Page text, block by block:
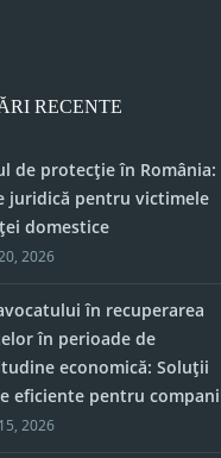
RECENTE
de protecție în România:
juridică pentru victimele
domestice
2026
în recuperarea
în perioade de
economică: Soluții
eficiente pentru
2026